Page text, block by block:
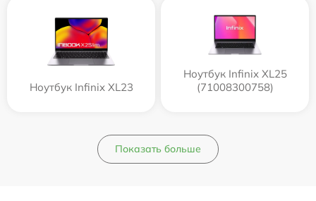
Ноутбук Infinix XL23
Ноутбук Infinix XL25
(71008300758)
Показать больше